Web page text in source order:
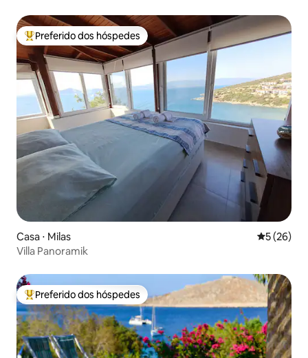
Entre os melhores preferidos dos hóspedes
Preferido dos hóspedes
Casa ⋅ Milas 5 de uma
5 (26)
Villa Panoramik
Entre os melhores preferidos dos hóspedes
Preferido dos hóspedes